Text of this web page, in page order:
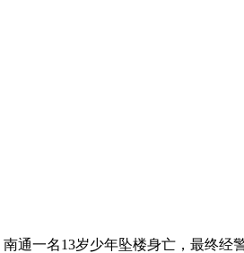
名13岁少年坠楼身亡，最终经